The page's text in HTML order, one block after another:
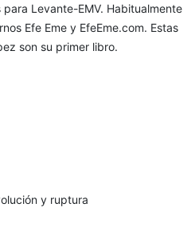
Levante-EMV. Habitualmente
Efe Eme y EfeEme.com. Estas
son su primer libro.
y ruptura